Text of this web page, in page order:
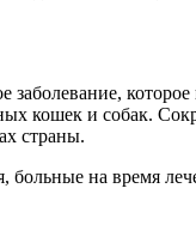
кошек и собак.
страны.
на время